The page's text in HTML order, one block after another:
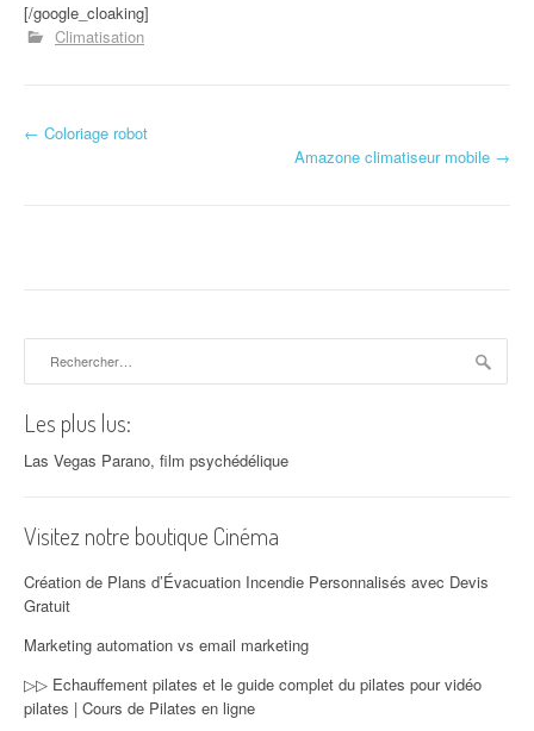
[/google_cloaking]
Climatisation
Navigation d'article
← Coloriage robot
Amazone climatiseur mobile →
Les plus lus:
Las Vegas Parano, film psychédélique
Visitez notre boutique Cinéma
Création de Plans d’Évacuation Incendie Personnalisés avec Devis
Gratuit
Marketing automation vs email marketing
▷▷ Echauffement pilates et le guide complet du pilates pour vidéo
pilates | Cours de Pilates en ligne